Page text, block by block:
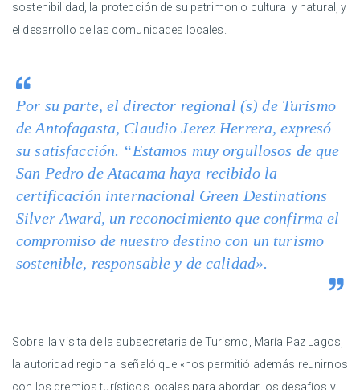
sostenibilidad, la protección de su patrimonio cultural y natural, y
el desarrollo de las comunidades locales.
Por su parte, el director regional (s) de Turismo
de Antofagasta, Claudio Jerez Herrera, expresó
su satisfacción. “Estamos muy orgullosos de que
San Pedro de Atacama haya recibido la
certificación internacional Green Destinations
Silver Award, un reconocimiento que confirma el
compromiso de nuestro destino con un turismo
sostenible, responsable y de calidad».
Sobre la visita de la subsecretaria de Turismo, María Paz Lagos,
la autoridad regional señaló que «nos permitió además reunirnos
con los gremios turísticos locales para abordar los desafíos y